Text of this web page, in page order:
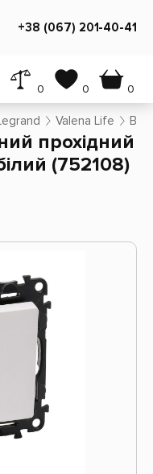
+38 (067) 201-40-41
0 0 0
Valena Life
прохідний
(752108)